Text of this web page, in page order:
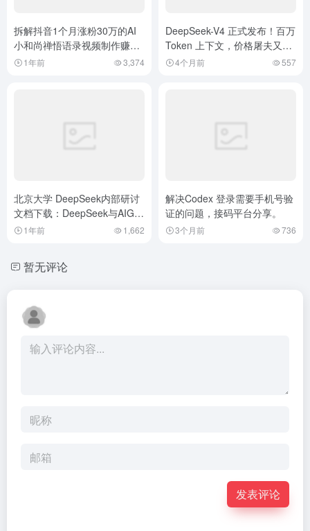
拆解抖音1个月涨粉30万的AI
小和尚禅悟语录视频制作赚钱
教程！
1年前 3,374
DeepSeek-V4 正式发布！百万
Token 上下文，价格屠夫又回
来了！
4个月前 557
北京大学 DeepSeek内部研讨
文档下载：DeepSeek与AIGC
应用1年前 1,662
解决Codex 登录需要手机号验
证的问题，接码平台分享。
3个月前 736
暂无评论
发表评论